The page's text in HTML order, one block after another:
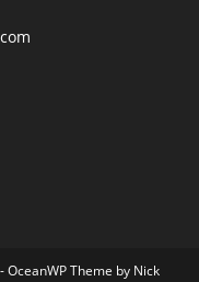
Theme by Nick